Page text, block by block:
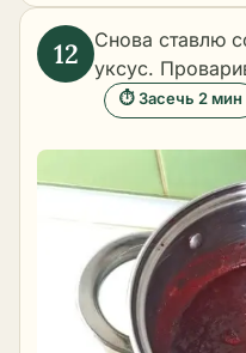
Снова ставлю
уксус.
⏱ Засечь 2 мин